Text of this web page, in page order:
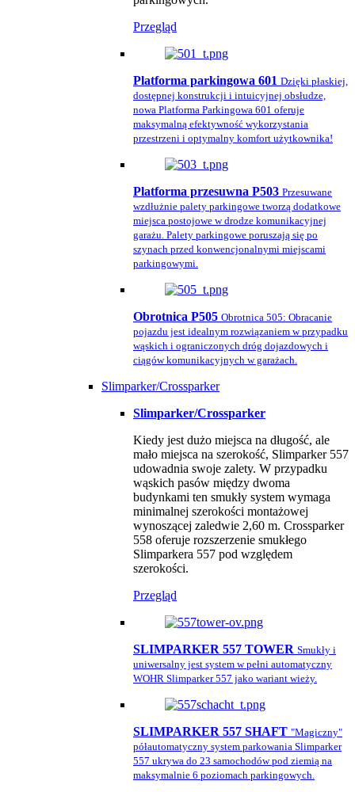
Przegląd
Platforma parkingowa 601 Dzięki płaskiej,
dostępnej konstrukcji i intuicyjnej obsłudze,
nowa Platforma Parkingowa 601 oferuje
maksymalną efektywność wykorzystania
przestrzeni i optymalny komfort użytkownika!
Platforma przesuwna P503 Przesuwane
wzdłużnie palety parkingowe tworzą dodatkowe
miejsca postojowe w drodze komunikacyjnej
garażu. Palety parkingowe poruszają się po
szynach przed konwencjonalnymi miejscami
parkingowymi.
Obrotnica P505 Obrotnica 505: Obracanie
pojazdu jest idealnym rozwiązaniem w przypadku
wąskich i ograniczonych dróg dojazdowych i
ciągów komunikacyjnych w garażach.
Slimparker/Crossparker
Slimparker/Crossparker
Kiedy jest dużo miejsca na długość, ale
mało miejsca na szerokość, Slimparker 557
udowadnia swoje zalety. W przypadku
wąskich pasów między dwoma
budynkami ten smukły system wymaga
minimalnej szerokości montażowej
wynoszącej zaledwie 2,60 m. Crossparker
558 oferuje rozszerzenie smukłego
Slimparkera 557 pod względem
szerokości.
Przegląd
SLIMPARKER 557 TOWER Smukły i
uniwersalny jest system w pełni automatyczny
WOHR Slimparker 557 jako wariant wieży.
SLIMPARKER 557 SHAFT "Magiczny"
półautomatyczny system parkowania Slimparker
557 ukrywa do 23 samochodów pod ziemią na
maksymalnie 6 poziomach parkingowych.